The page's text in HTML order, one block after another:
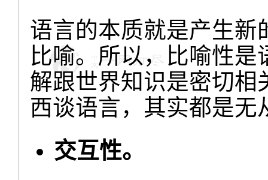
语言的本质就是产生新
比喻。所以，比喻性
解跟世界知识是密切相
西谈语言，其实都是无
交互性。